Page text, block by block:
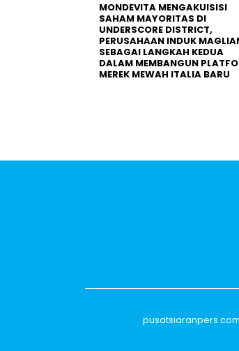
MONDEVITA MENGAKUISISI
SAHAM MAYORITAS DI
UNDERSCORE DISTRICT,
PERUSAHAAN INDUK
SEBAGAI LANGKAH KEDUA
DALAM MEMBANGUN
MEREK MEWAH ITALIA BARU